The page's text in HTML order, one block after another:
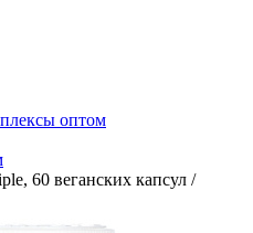
оптом
60 веганских капсул /